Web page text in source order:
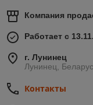
Компания
Работает с
г. Лунинец
Лунинец,
Контакты